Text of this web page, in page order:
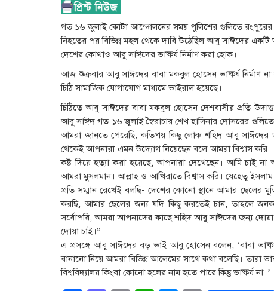
গত ১৬ জুলাই কোটা আন্দোলনের সময় পুলিশের গুলিতে রংপুরের
নিহতের পর বিভিন্ন মহল থেকে দাবি উঠেছিল আবু সাঈদের একটি
দেশের কোথাও আবু সাঈদের ভাষ্কর্য নির্মাণ করা হোক।
আজ শুক্রবার আবু সাঈদের বাবা মকবুল হোসেন ভাষ্কর্য নির্মাণ
চিঠি সামাজিক যোগাযোগ মাধ্যমে ভাইরাল হয়েছে।
চিঠিতে আবু সাঈদের বাবা মকবুল হোসেন দেশবাসীর প্রতি
আবু সাঈদ গত ১৬ জুলাই স্বৈরাচার শেখ হাসিনার দোসরের
আমরা জানতে পেরেছি, কতিপয় কিছু লোক শহিদ আবু সাঈদের
থেকেই আপনারা এমন উদ্যোগ নিয়েছেন বলে আমরা বিশ্বাস
কষ্ট দিয়ে হত্যা করা হয়েছে, আপনারা দেখেছেন। আমি চাই
আমরা মুসলমান। আল্লাহ ও আখিরাতে বিশ্বাস করি। যেহেতু ইসলাম
প্রতি সম্মান রেখেই বলছি- দেশের কোনো স্থানে আমার ছেলের
করছি, আমার ছেলের জন্য যদি কিছু করতেই চান, তাহলে
সর্বোপরি, আমরা আপনাদের কাছে শহিদ আবু সাঈদের জন্য
দোয়া চাই।”
এ প্রসঙ্গে আবু সাঈদের বড় ভাই আবু হোসেন বলেন, ‘বাবা
বানানো নিয়ে আমরা বিভিন্ন আলেমের সাথে কথা বলেছি। তারা
বিশ্ববিদ্যালয় কিংবা কোনো হলের নাম হতে পারে কিন্তু ভাষ্কর্য না।’